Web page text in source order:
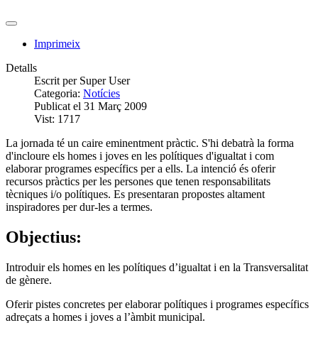
Imprimeix
Detalls
Escrit per Super User
Categoria: Notícies
Publicat el 31 Març 2009
Vist: 1717
La jornada té un caire eminentment pràctic. S'hi debatrà la forma
d'incloure els homes i joves en les polítiques d'igualtat i com
elaborar programes específics per a ells. La intenció és oferir
recursos pràctics per les persones que tenen responsabilitats
tècniques i/o polítiques. Es presentaran propostes altament
inspiradores per dur-les a termes.
Objectius:
Introduir els homes en les polítiques d’igualtat i en la Transversalitat
de gènere.
Oferir pistes concretes per elaborar polítiques i programes específics
adreçats a homes i joves a l’àmbit municipal.